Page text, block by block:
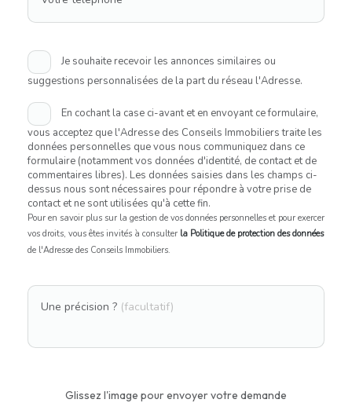
Je souhaite recevoir les annonces similaires ou
suggestions personnalisées de la part du réseau l'Adresse.
En cochant la case ci-avant et en envoyant ce formulaire,
vous acceptez que l'Adresse des Conseils Immobiliers traite les
données personnelles que vous nous communiquez dans ce
formulaire (notamment vos données d'identité, de contact et de
commentaires libres). Les données saisies dans les champs ci-
dessus nous sont nécessaires pour répondre à votre prise de
contact et ne sont utilisées qu'à cette fin.
Pour en savoir plus sur la gestion de vos données personnelles et pour exercer
vos droits, vous êtes invités à consulter la Politique de protection des données
de l'Adresse des Conseils Immobiliers.
Une précision ? (facultatif)
Glissez l'image pour envoyer votre demande